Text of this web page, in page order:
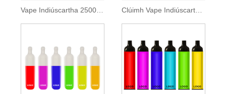
Vape Indiúscartha 2500 clúimh le 9.5ml E-leacht